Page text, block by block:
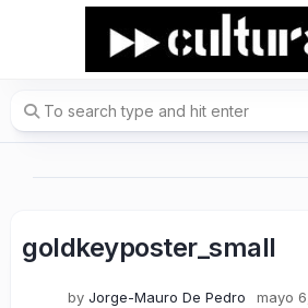
goldkeyposter_small
by Jorge-Mauro De Pedro mayo